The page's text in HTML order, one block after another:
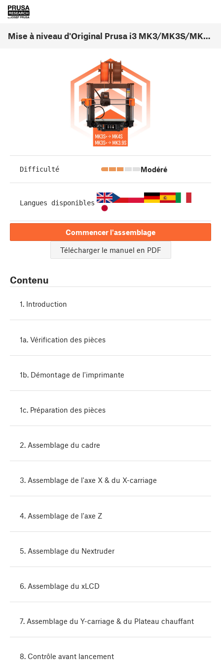
Mise à niveau d'Original Prusa i3 MK3/MK3S/MK3S+ vers la MK4S/MK3.9S (1.01)
Difficulté Modéré
Langues disponibles
Commencer l'assemblage
Télécharger le manuel en PDF
Contenu
1. Introduction
1a. Vérification des pièces
1b. Démontage de l'imprimante
1c. Préparation des pièces
2. Assemblage du cadre
3. Assemblage de l'axe X & du X-carriage
4. Assemblage de l'axe Z
5. Assemblage du Nextruder
6. Assemblage du xLCD
7. Assemblage du Y-carriage & du Plateau chauffant
8. Contrôle avant lancement